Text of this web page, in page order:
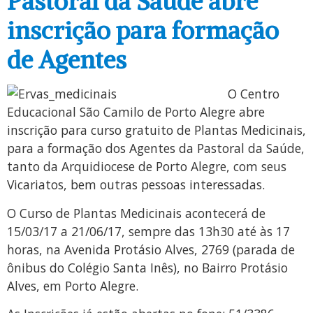
inscrição para formação
de Agentes
O Centro
Educacional São Camilo de Porto Alegre abre
inscrição para curso gratuito de Plantas Medicinais,
para a formação dos Agentes da Pastoral da Saúde,
tanto da Arquidiocese de Porto Alegre, com seus
Vicariatos, bem outras pessoas interessadas.
O Curso de Plantas Medicinais acontecerá de
15/03/17 a 21/06/17, sempre das 13h30 até às 17
horas, na Avenida Protásio Alves, 2769 (parada de
ônibus do Colégio Santa Inês), no Bairro Protásio
Alves, em Porto Alegre.